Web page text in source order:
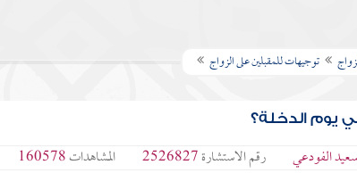
توجيهات للمقبلين على الزواج
يوم الدخلة؟
الفودعي رقم الاستشارة2526827 المشاهدات160578